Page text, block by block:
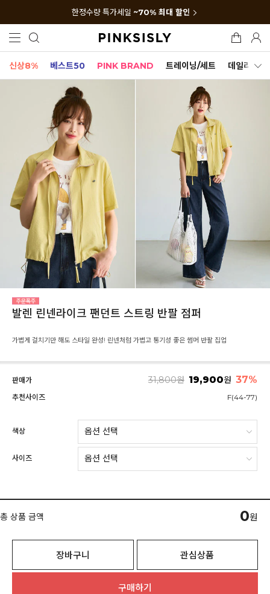
한정수량 특가세일 ~70% 최대 할인
신상8% 베스트50 PINK BRAND 트레이닝/세트 데일리세트
발렌 린넨라이크 팬던트 스트링 반팔 점퍼
가볍게 걸치기만 해도 스타일 완성! 린넨처럼 가볍고 통기성 좋은 썸머 반팔 집업
판매가 31,800원 19,900원 37%
추천사이즈 F(44-77)
색상
사이즈
총 상품 금액 0원
장바구니 관심상품
구매하기